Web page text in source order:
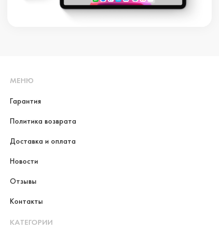
МЕНЮ
Гарантия
Политика возврата
Доставка и оплата
Новости
Отзывы
Контакты
КАТЕГОРИИ